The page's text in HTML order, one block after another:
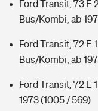
Ford Transit, 73 E
Bus/Kombi, ab
Ford Transit, 72 E
Bus/Kombi, ab
Ford Transit, 72 E
1973(1005 / 569)